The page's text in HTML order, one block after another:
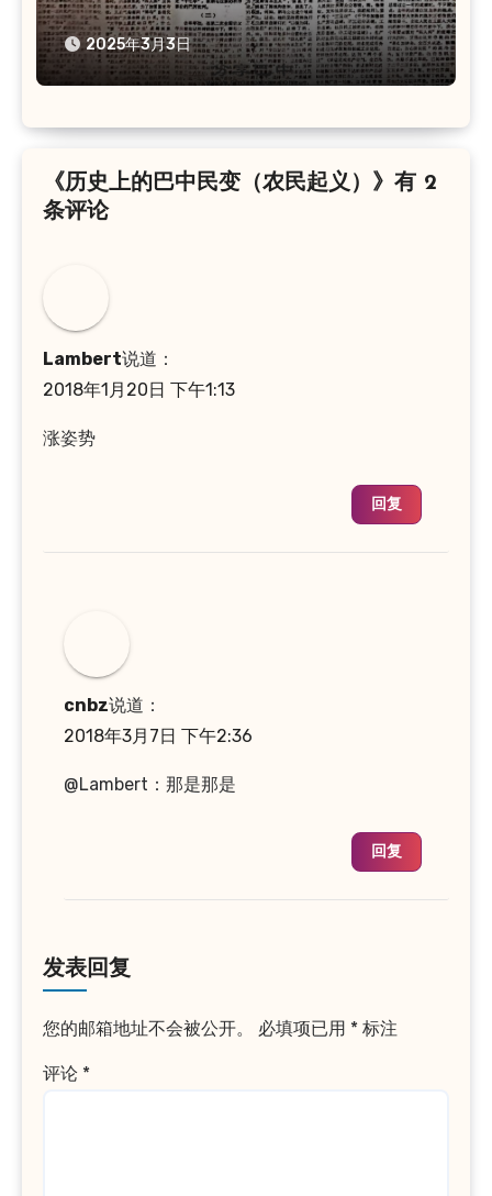
2025年3月3日
《历史上的巴中民变（农民起义）》有 2
条评论
Lambert说道：
2018年1月20日 下午1:13
涨姿势
回复
cnbz说道：
2018年3月7日 下午2:36
@Lambert：那是那是
回复
发表回复
您的邮箱地址不会被公开。 必填项已用 * 标注
评论 *